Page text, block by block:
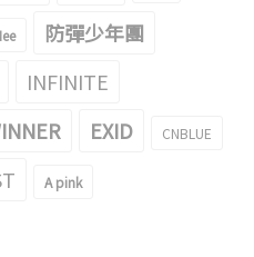
防彈少年團
INFINITE
EXID CNBLUE
A pink